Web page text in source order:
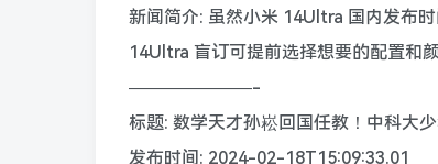
新闻简介: 虽然小米 14Ultra 国内发布
14Ultra 盲订可提前选择想要的配置和
———————-
标题: 数学天才孙崧回国任教！中科大
发布时间: 2024-02-18T15:09:33.01